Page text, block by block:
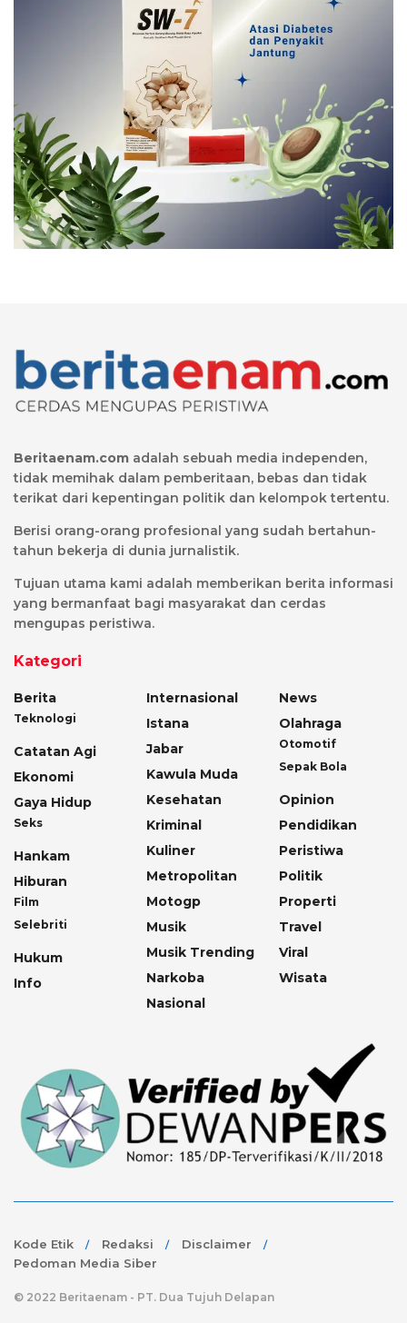
Beritaenam.com adalah sebuah media independen,
tidak memihak dalam pemberitaan, bebas dan tidak
terikat dari kepentingan politik dan kelompok tertentu.
Berisi orang-orang profesional yang sudah bertahun-
tahun bekerja di dunia jurnalistik.
Tujuan utama kami adalah memberikan berita informasi
yang bermanfaat bagi masyarakat dan cerdas
mengupas peristiwa.
Kategori
Berita
Teknologi
Catatan Agi
Ekonomi
Gaya Hidup
Seks
Hankam
Hiburan
Film
Selebriti
Hukum
Info
Internasional
Istana
Jabar
Kawula Muda
Kesehatan
Kriminal
Kuliner
Metropolitan
Motogp
Musik
Musik Trending
Narkoba
Nasional
News
Olahraga
Otomotif
Sepak Bola
Opinion
Pendidikan
Peristiwa
Politik
Properti
Travel
Viral
Wisata
Kode Etik Redaksi
Disclaimer
Pedoman Media Siber
© 2022 Beritaenam - PT. Dua Tujuh Delapan